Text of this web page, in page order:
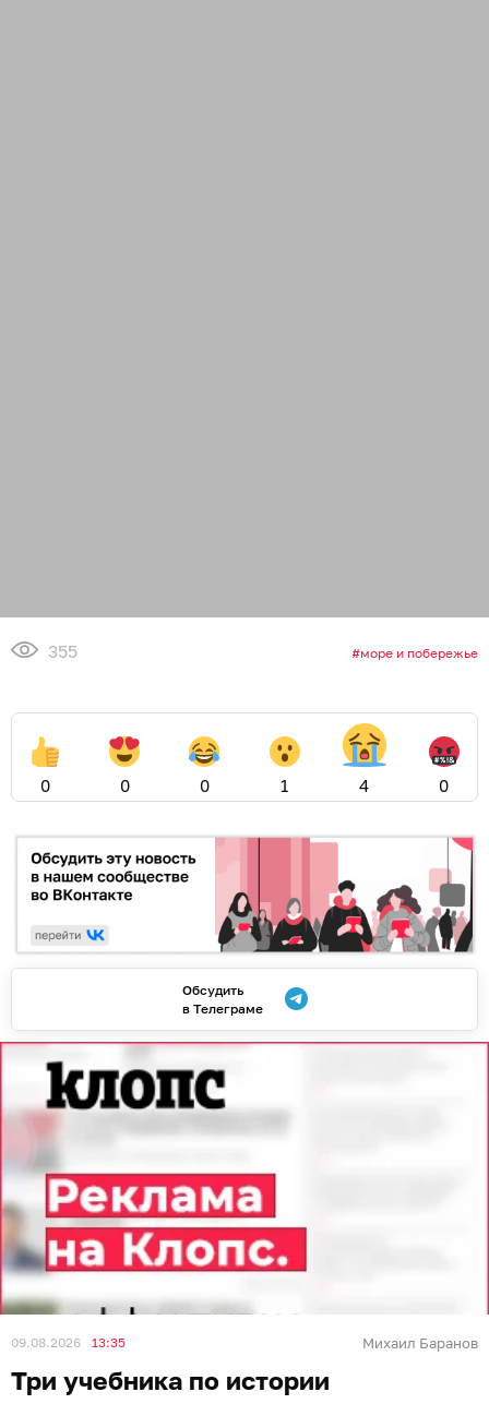
355 море и побережье
0 0 0 1 4 0
Обсудить
в Телеграме
09.08.2026 13:35 Михаил Баранов
Три учебника по истории